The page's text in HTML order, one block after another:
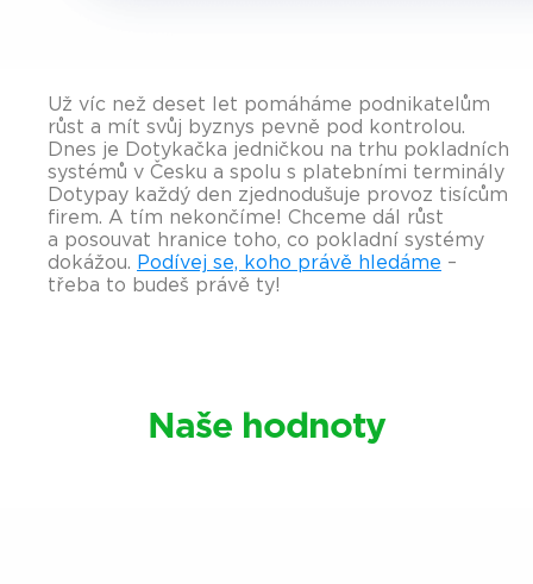
Už víc než deset let pomáháme podnikatelům
růst a mít svůj byznys pevně pod kontrolou.
Dnes je Dotykačka jedničkou na trhu pokladních
systémů v Česku a spolu s platebními terminály
Dotypay každý den zjednodušuje provoz tisícům
firem. A tím nekončíme! Chceme dál růst
a posouvat hranice toho, co pokladní systémy
dokážou. Podívej se, koho právě hledáme –
třeba to budeš právě ty!
Naše hodnoty